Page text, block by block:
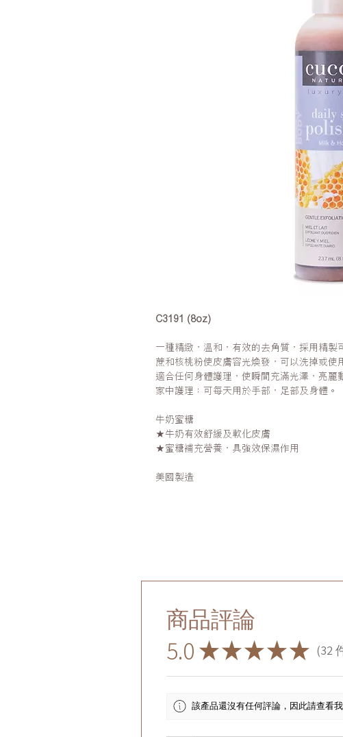
C3191 (8oz)
一種精緻，溫和，有效的去角質，採用精製
蔗和核桃粉使皮膚容光煥發，可以洗掉或使
適合任何身體護理，使瞬間充滿光澤，亮麗
家中護理：可每天用於手部，足部及身體。
牛奶蜜糖
★牛奶有效舒緩及軟化皮膚
★蜜糖補充營養，具強效保濕作用
美國製造
商品評論
5.0 ★★★★★ 32
32
該產品還沒有任何評論，因此請查看我